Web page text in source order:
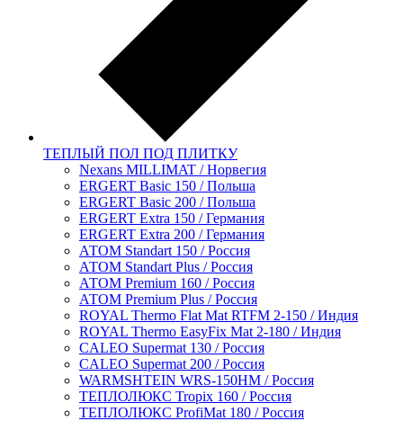
ТЕПЛЫЙ ПОЛ ПОД ПЛИТКУ
Nexans MILLIMAT / Норвегия
ERGERT Basic 150 / Польша
ERGERT Basic 200 / Польша
ERGERT Extra 150 / Германия
ERGERT Extra 200 / Германия
АТОМ Standart 150 / Россия
АТОМ Standart Plus / Россия
АТОМ Premium 160 / Россия
АТОМ Premium Plus / Россия
ROYAL Thermo Flat Mat RTFM 2-150 / Индия
ROYAL Thermo EasyFix Mat 2-180 / Индия
CALEO Supermat 130 / Россия
CALEO Supermat 200 / Россия
WARMSHTEIN WRS-150HM / Россия
ТЕПЛОЛЮКС Tropix 160 / Россия
ТЕПЛОЛЮКС ProfiMat 180 / Россия